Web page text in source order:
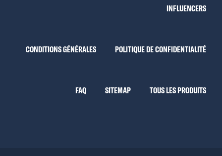
INFLUENCERS
CONDITIONS GÉNÉRALES POLITIQUE DE CONFIDENTIALITÉ
FAQ SITEMAP TOUS LES PRODUITS